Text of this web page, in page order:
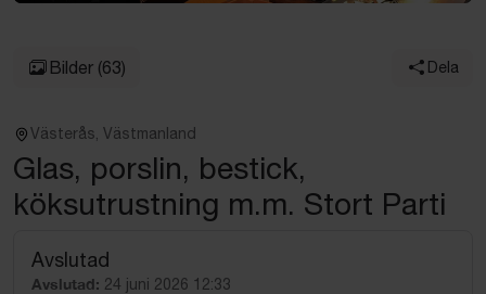
Bilder (63) Dela
Västerås, Västmanland
Glas, porslin, bestick,
köksutrustning m.m. Stort Parti
Avslutad
Avslutad: 24 juni 2026 12:33